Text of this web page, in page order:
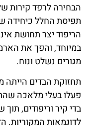
הבחירה לרפד קירות
תפיסת החלל כיחידה
הריפוד יצר תחושת
במיוחד, והפך את
מגורים נשלט ונוח.
תחזוקת הבדים הייתה
פעלו בעלי מלאכה
בדי קיר וריפודים,
לדוגמאות המקוריות.